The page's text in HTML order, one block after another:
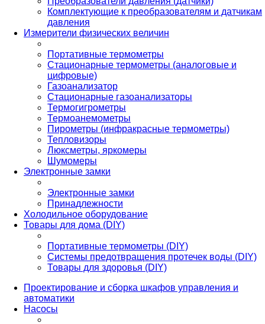
Комплектующие к преобразователям и датчикам
давления
Измерители физических величин
Портативные термометры
Стационарные термометры (аналоговые и
цифровые)
Газоанализатор
Стационарные газоанализаторы
Термогигрометры
Термоанемометры
Пирометры (инфракрасные термометры)
Тепловизоры
Люксметры, яркомеры
Шумомеры
Электронные замки
Электронные замки
Принадлежности
Холодильное оборудование
Товары для дома (DIY)
Портативные термометры (DIY)
Системы предотвращения протечек воды (DIY)
Товары для здоровья (DIY)
Проектирование и сборка шкафов управления и
автоматики
Насосы